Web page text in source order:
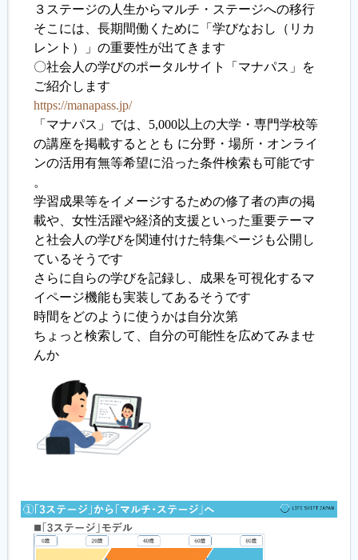
各種セミナー
履歴書ジェネレーター
３ステージの人生からマルチ・ステージへの移行
そこには、長期間働くために「学びなおし（リカ
レント）」の重要性が出てきます
〇社会人の学びのポータルサイト「マナパス」を
ご紹介します
https://manapass.jp/
「マナパス」では、5,000以上の大学・専門学校等
の講座を掲載するととも に分野・場所・オンライ
ンの活用有無等希望に沿った条件検索も可能です
。
学習成果等をイメージするための修了者の声の掲
載や、女性活躍や経済的支援といった重要テーマ
と社会人の学びを関連付けた特集ページも公開し
ているそうです
さらに自らの学びを記録し、成果を可視化するマ
イページ機能も実装してあるそうです
時間をどのように使うかは自分次第
ちょっと検索して、自分の可能性を広めてみませ
んか